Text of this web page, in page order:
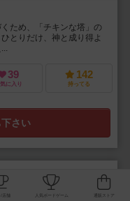
ため、「チキンな塔」の
とりだけ、神と成り得よ
39
に入り
142
持ってる
さい